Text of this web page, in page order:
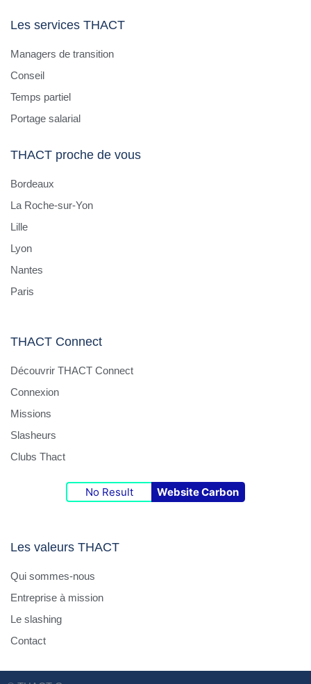
Les services THACT
Managers de transition
Conseil
Temps partiel
Portage salarial
THACT proche de vous
Bordeaux
La Roche-sur-Yon
Lille
Lyon
Nantes
Paris
THACT Connect
Découvrir THACT Connect
Connexion
Missions
Slasheurs
Clubs Thact
No Result Website Carbon
Les valeurs THACT
Qui sommes-nous
Entreprise à mission
Le slashing
Contact